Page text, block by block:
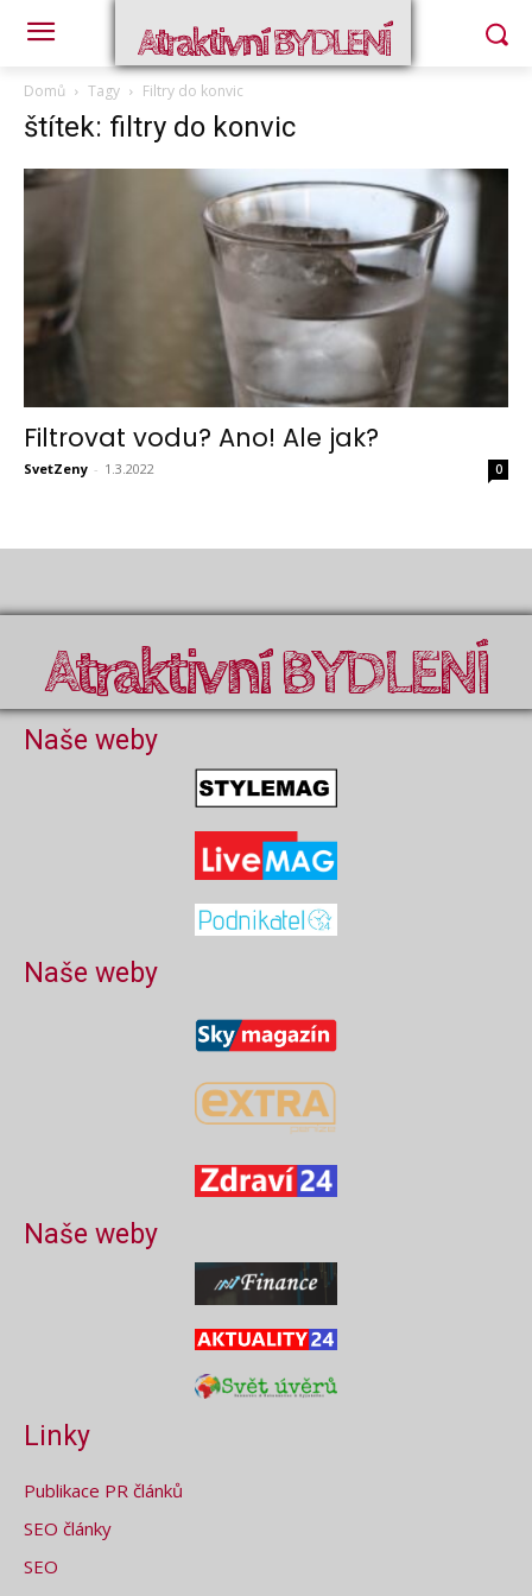
Atraktivní BYDLENÍ
Domů Tagy Filtry do konvic
štítek: filtry do konvic
Filtrovat vodu? Ano! Ale jak?
SvetZeny - 1.3.2022 0
Atraktivní BYDLENÍ
Naše weby
Naše weby
Naše weby
Linky
Publikace PR článků
SEO články
SEO